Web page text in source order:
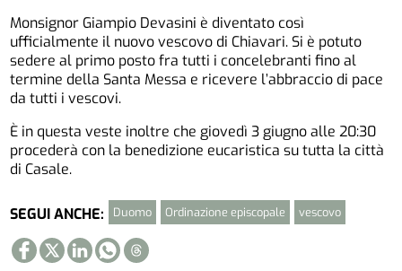
Monsignor Giampio Devasini è diventato così
ufficialmente il nuovo vescovo di Chiavari. Si è potuto
sedere al primo posto fra tutti i concelebranti fino al
termine della Santa Messa e ricevere l’abbraccio di pace
da tutti i vescovi.
È in questa veste inoltre che giovedì 3 giugno alle 20:30
procederà con la benedizione eucaristica su tutta la città
di Casale.
SEGUI ANCHE: Duomo Ordinazione episcopale vescovo